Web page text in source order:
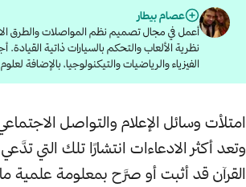
عصام بيطار
أعمل في مجال تصميم نظم المواصلات والطرق
نظرية الألعاب والتحكم بالسيارات ذاتية القيادة.
الفيزياء والرياضيات والتيكنولوجيا، بالإضافة
امتلأت وسائل الإعلام والتواصل
وتعد أكثر الادعاءات انتشارًا تلك التي
القرآن قد أثبت أو صرَّح بمعلومة علمية